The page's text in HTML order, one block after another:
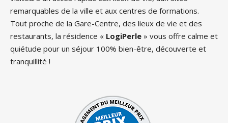
remarquables de la ville et aux centres de formations.
Tout proche de la Gare-Centre, des lieux de vie et des
restaurants, la résidence « LogiPerle » vous offre calme et
quiétude pour un séjour 100% bien-être, découverte et
tranquillité !